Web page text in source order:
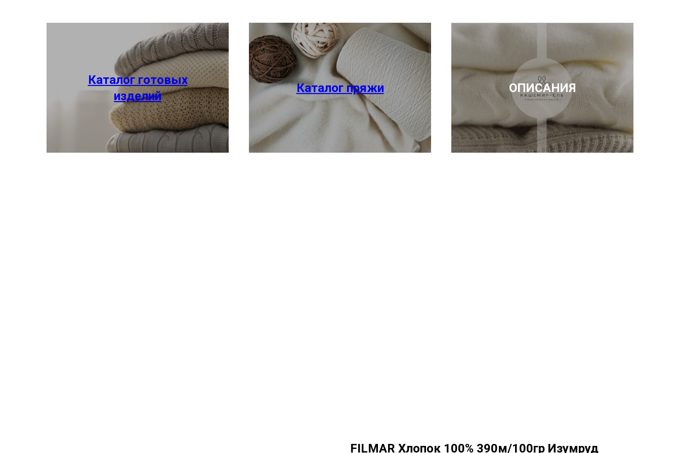
Каталог готовых
изделий
Каталог пряжи ОПИСАНИЯ
FILMAR Хлопок 100% 390м/100гр Изумруд